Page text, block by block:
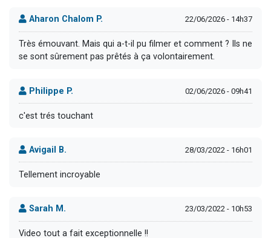
Aharon Chalom P. 22/06/2026 - 14h37
Très émouvant. Mais qui a-t-il pu filmer et comment ? Ils ne
se sont sûrement pas prêtés à ça volontairement.
Philippe P. 02/06/2026 - 09h41
c'est trés touchant
Avigail B. 28/03/2022 - 16h01
Tellement incroyable
Sarah M. 23/03/2022 - 10h53
Video tout a fait exceptionnelle !!